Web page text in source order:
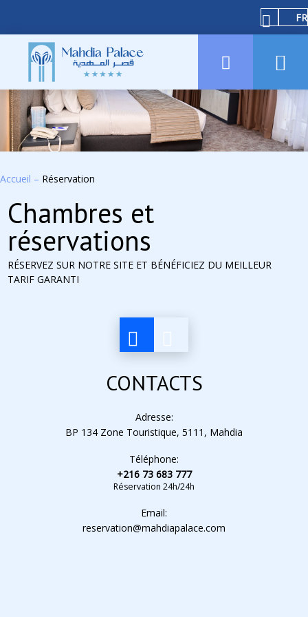
FR
Accueil – Réservation
Chambres et
réservations
RÉSERVEZ SUR NOTRE SITE ET BÉNÉFICIEZ DU MEILLEUR
TARIF GARANTI
CONTACTS
Adresse:
BP 134 Zone Touristique, 5111, Mahdia
Téléphone:
+216 73 683 777
Réservation 24h/24h
Email:
reservation@mahdiapalace.com